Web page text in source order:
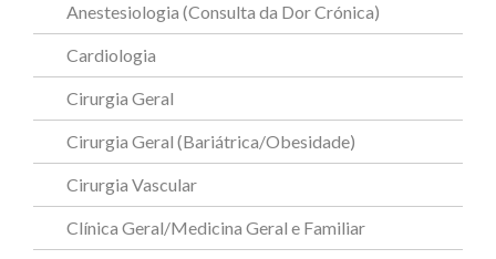
Anestesiologia (Consulta da Dor Crónica)
Cardiologia
Cirurgia Geral
Cirurgia Geral (Bariátrica/Obesidade)
Cirurgia Vascular
Clínica Geral/Medicina Geral e Familiar